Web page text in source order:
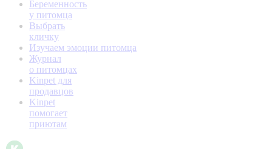
Беременность
у питомца
Выбрать
кличку
Изучаем эмоции питомца
Журнал
о питомцах
Kinpet для
продавцов
Kinpet
помогает
приютам